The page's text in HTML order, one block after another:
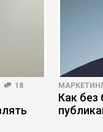
18
Как